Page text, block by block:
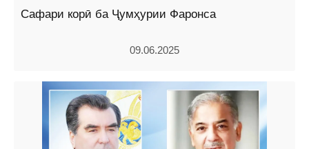
Сафари корӣ ба Ҷумҳурии Фаронса
09.06.2025